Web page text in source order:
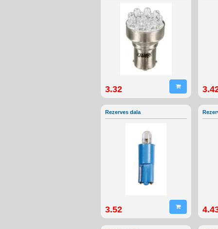
3.32
Rezerves dala
3.52